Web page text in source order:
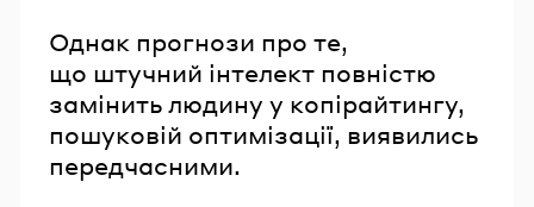
Однак прогнози про те,
що штучний інтелект повністю
замінить людину у копірайтингу,
пошуковій оптимізації, виявились
передчасними.